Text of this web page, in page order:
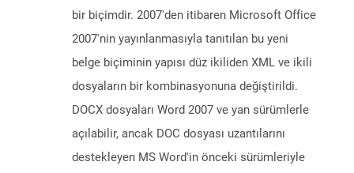
bir biçimdir. 2007'den itibaren Microsoft Office
2007'nin yayınlanmasıyla tanıtılan bu yeni
belge biçiminin yapısı düz ikiliden XML ve ikili
dosyaların bir kombinasyonuna değiştirildi.
DOCX dosyaları Word 2007 ve yan sürümlerle
açılabilir, ancak DOC dosyası uzantılarını
destekleyen MS Word'in önceki sürümleriyle